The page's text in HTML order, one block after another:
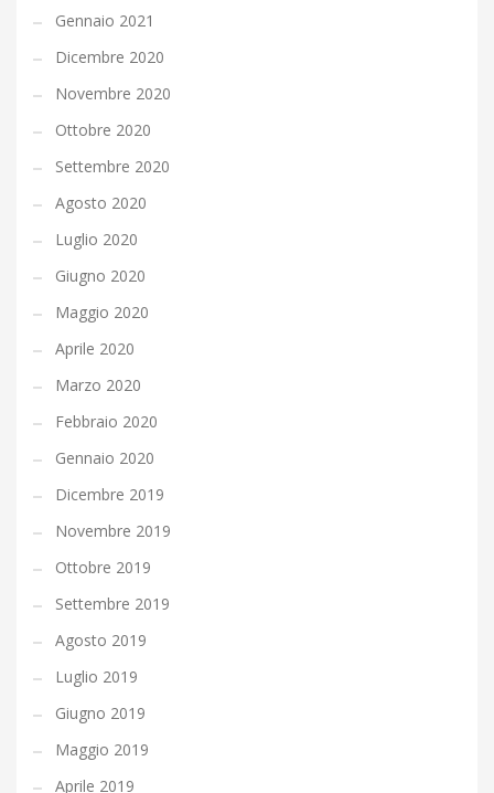
Gennaio 2021
Dicembre 2020
Novembre 2020
Ottobre 2020
Settembre 2020
Agosto 2020
Luglio 2020
Giugno 2020
Maggio 2020
Aprile 2020
Marzo 2020
Febbraio 2020
Gennaio 2020
Dicembre 2019
Novembre 2019
Ottobre 2019
Settembre 2019
Agosto 2019
Luglio 2019
Giugno 2019
Maggio 2019
Aprile 2019